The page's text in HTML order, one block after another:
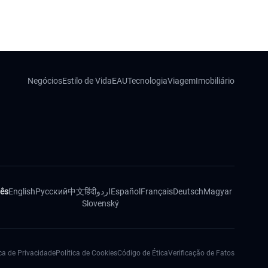
NegóciosEstilo de VidaEAUTecnologiaViagemImobiliário
EnglishРусский中文हिंदीاردوEspañol FrançaisDeutschMagyar
Slovenský
de PrivacidadePolítica de CookiesCódigo de ÉticaVerificação de Fatos